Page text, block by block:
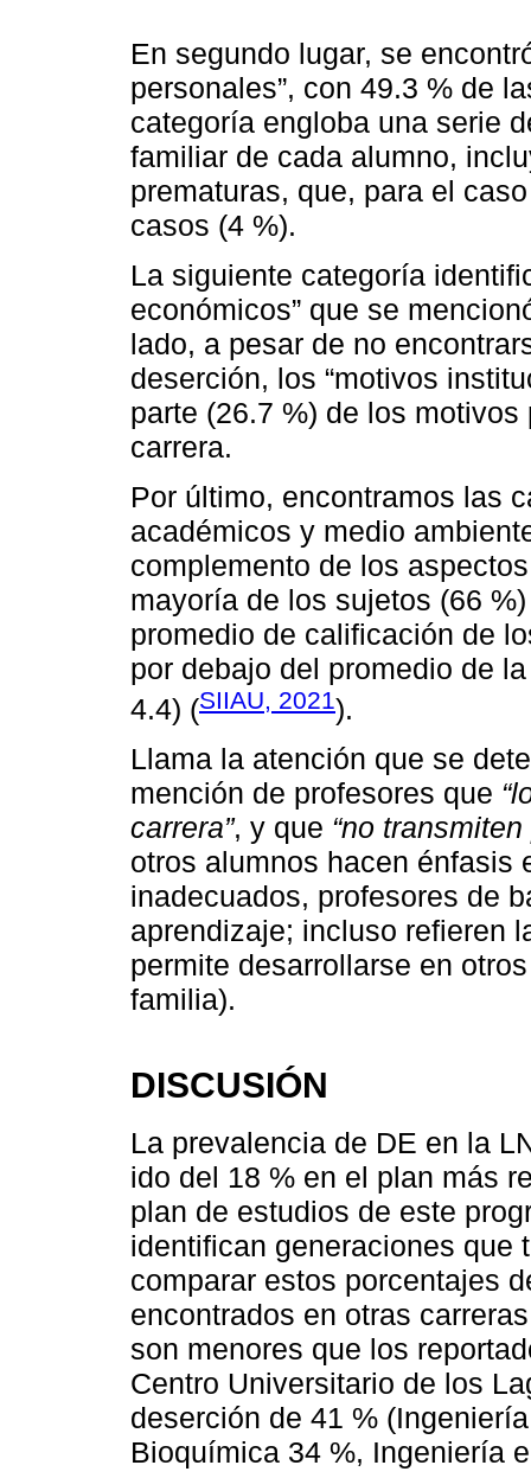
En segundo lugar, se
personales”, con 49.3 % de
categoría engloba una serie
familiar de cada alumno,
prematuras, que, para el
casos (4 %).
La siguiente categoría
económicos” que se
lado, a pesar de no
deserción, los “motivos
parte (26.7 %) de los
carrera.
Por último, encontramos las
académicos y medio
complemento de los
mayoría de los sujetos (66
promedio de calificación de
por debajo del promedio de
4.4) (SIIAU, 2021).
Llama la atención que se
mención de profesores que
carrera”, y que “no
otros alumnos hacen énfasis
inadecuados, profesores de
aprendizaje; incluso refieren
permite desarrollarse en
familia).
DISCUSIÓN
La prevalencia de DE en la
ido del 18 % en el plan más
plan de estudios de este
identifican generaciones que
comparar estos porcentajes
encontrados en otras
son menores que los
Centro Universitario de los
deserción de 41 %
Bioquímica 34 %, Ingeniería